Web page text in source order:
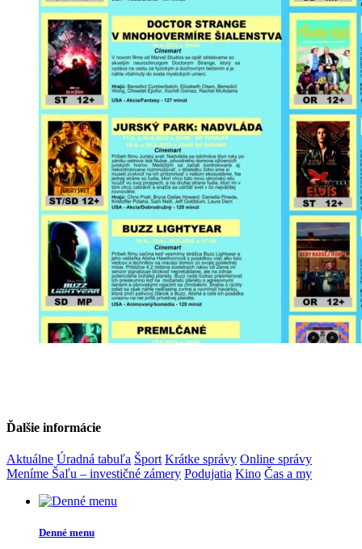
Ďalšie informácie
Aktuálne Úradná tabuľa Šport Krátke správy Online správy
Meníme Šaľu – investičné zámery Podujatia Kino Čas a my
Denné menu